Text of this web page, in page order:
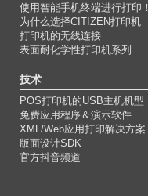
使用智能手机终端进行打印！
为什么选择CITIZEN打印机
打印机的无线连接
表面耐化学性打印机系列
技术
POS打印机的USB主机机型
免费应用程序＆演示软件
XML/Web应用打印解决方案
版面设计SDK
官方抖音频道